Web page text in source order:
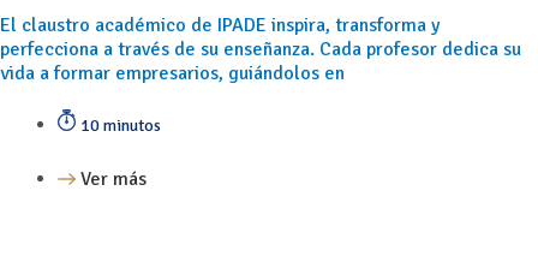
El claustro académico de IPADE inspira, transforma y
perfecciona a través de su enseñanza. Cada profesor dedica su
vida a formar empresarios, guiándolos en
10 minutos
Ver más